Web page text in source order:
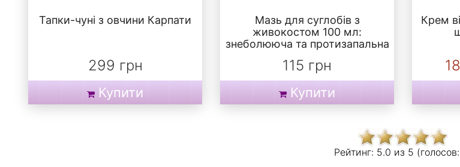
Тапки-чуні з овчини Карпати
299 грн
Купити
Мазь для суглобів з
живокостом 100 мл:
знеболююча та протизапальна
115 грн
Купити
Крем
Рейтинг: 5.0 из 5 (голосов: